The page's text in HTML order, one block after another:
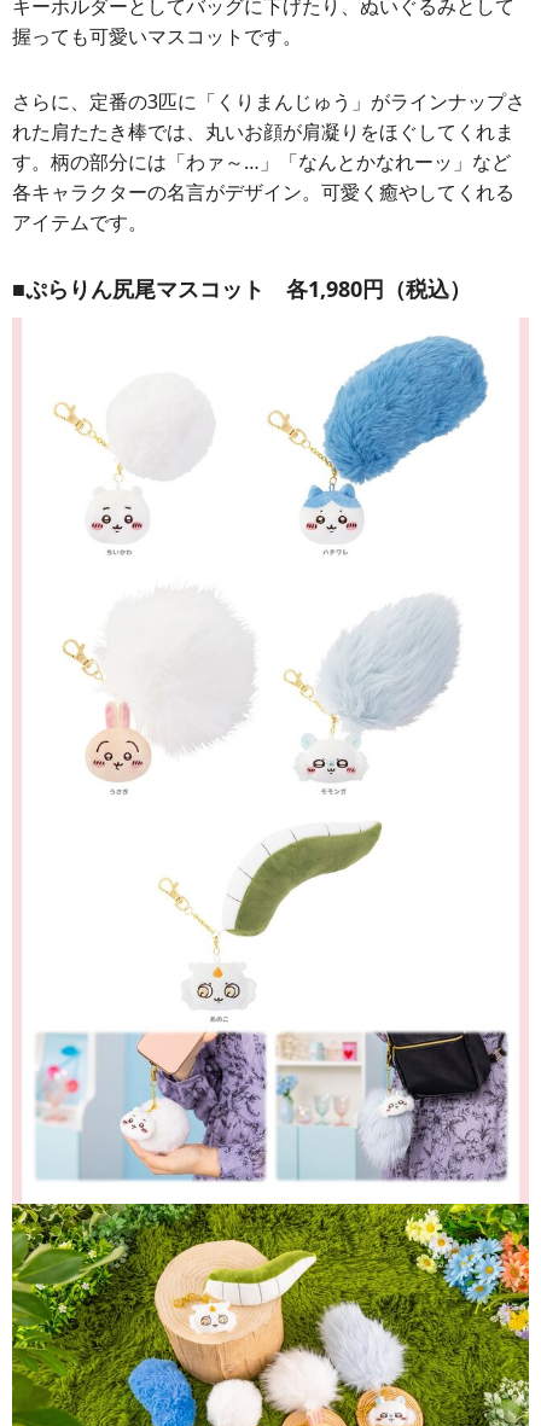
キーホルダーとしてバッグに下げたり、ぬいぐるみとして
握っても可愛いマスコットです。
さらに、定番の3匹に「くりまんじゅう」がラインナップさ
れた肩たたき棒では、丸いお顔が肩凝りをほぐしてくれま
す。柄の部分には「わァ～…」「なんとかなれーッ」など
各キャラクターの名言がデザイン。可愛く癒やしてくれる
アイテムです。
■ぷらりん尻尾マスコット 各1,980円（税込）